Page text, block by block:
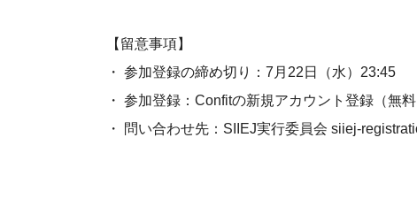
【留意事項】
・ 参加登録の締め切り：7月22日（水）23:45
・ 参加登録：Confitの新規アカウント登録（無
・ 問い合わせ先：SIIEJ実行委員会 siiej-